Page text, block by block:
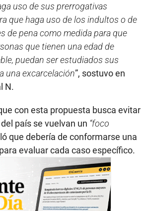
uso de sus prerrogativas
que haga uso de los indultos o de
de pena como medida para que
que tienen una edad de
puedan ser estudiados sus
una excarcelación”, sostuvo en
N.
con esta propuesta busca evitar
país se vuelvan un “foco
que debería de conformarse una
evaluar cada caso específico.